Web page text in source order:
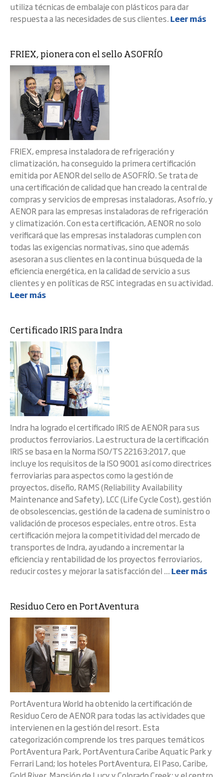
utiliza técnicas de embalaje con plásticos para dar
respuesta a las necesidades de sus clientes. Leer más
FRIEX, pionera con el sello ASOFRÍO
FRIEX, empresa instaladora de refrigeración y
climatización, ha conseguido la primera certificación
emitida por AENOR del sello de ASOFRÍO. Se trata de
una certificación de calidad que han creado la central de
compras y servicios de empresas instaladoras, Asofrío, y
AENOR para las empresas instaladoras de refrigeración
y climatización. Con esta certificación, AENOR no solo
verificará que las empresas instaladoras cumplen con
todas las exigencias normativas, sino que además
asesoran a sus clientes en la continua búsqueda de la
eficiencia energética, en la calidad de servicio a sus
clientes y en políticas de RSC integradas en su actividad.
Leer más
Certificado IRIS para Indra
Indra ha logrado el certificado IRIS de AENOR para sus
productos ferroviarios. La estructura de la certificación
IRIS se basa en la Norma ISO/TS 22163:2017, que
incluye los requisitos de la ISO 9001 así como directrices
ferroviarias para aspectos como la gestión de
proyectos, diseño, RAMS (Reliability Availability
Maintenance and Safety), LCC (Life Cycle Cost), gestión
de obsolescencias, gestión de la cadena de suministro o
validación de procesos especiales, entre otros. Esta
certificación mejora la competitividad del mercado de
transportes de Indra, ayudando a incrementar la
eficiencia y rentabilidad de los proyectos ferroviarios,
reducir costes y mejorar la satisfacción del ... Leer más
Residuo Cero en PortAventura
PortAventura World ha obtenido la certificación de
Residuo Cero de AENOR para todas las actividades que
intervienen en la gestión del resort. Esta
categorización comprende los tres parques temáticos
PortAventura Park, PortAventura Caribe Aquatic Park y
Ferrari Land; los hoteles PortAventura, El Paso, Caribe,